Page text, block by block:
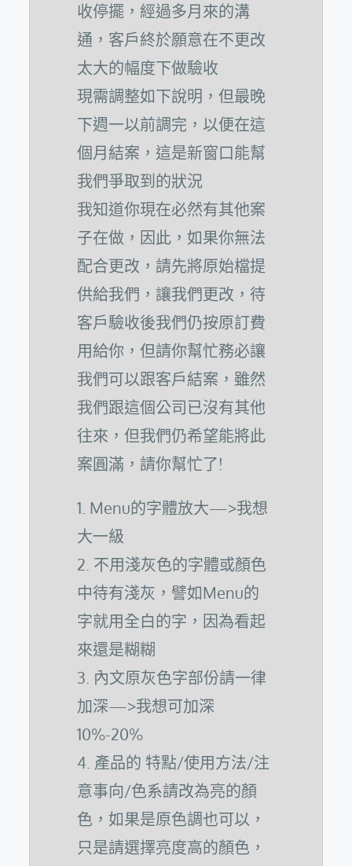
收停擺，經過多月來的溝
通，客戶終於願意在不更改
太大的幅度下做驗收
現需調整如下說明，但最晚
下週一以前調完，以便在這
個月結案，這是新窗口能幫
我們爭取到的狀況
我知道你現在必然有其他案
子在做，因此，如果你無法
配合更改，請先將原始檔提
供給我們，讓我們更改，待
客戶驗收後我們仍按原訂費
用給你，但請你幫忙務必讓
我們可以跟客戶結案，雖然
我們跟這個公司已沒有其他
往來，但我們仍希望能將此
案圓滿，請你幫忙了!
1. Menu的字體放大—>我想
大一級
2. 不用淺灰色的字體或顏色
中待有淺灰，譬如Menu的
字就用全白的字，因為看起
來還是糊糊
3. 內文原灰色字部份請一律
加深—>我想可加深
10%-20%
4. 產品的 特點/使用方法/注
意事向/色系請改為亮的顏
色，如果是原色調也可以，
只是請選擇亮度高的顏色，